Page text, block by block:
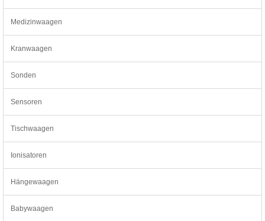
Medizinwaagen
Kranwaagen
Sonden
Sensoren
Tischwaagen
Ionisatoren
Hängewaagen
Babywaagen